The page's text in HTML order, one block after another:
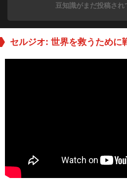
豆知識がまだ投稿され
セルジオ: 世界を救うために